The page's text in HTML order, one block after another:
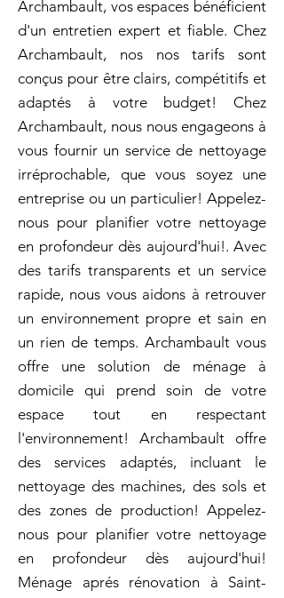
Archambault, vos espaces bénéficient
d'un entretien expert et fiable. Chez
Archambault, nos nos tarifs sont
conçus pour être clairs, compétitifs et
adaptés à votre budget! Chez
Archambault, nous nous engageons à
vous fournir un service de nettoyage
irréprochable, que vous soyez une
entreprise ou un particulier! Appelez-
nous pour planifier votre nettoyage
en profondeur dès aujourd'hui!. Avec
des tarifs transparents et un service
rapide, nous vous aidons à retrouver
un environnement propre et sain en
un rien de temps. Archambault vous
offre une solution de ménage à
domicile qui prend soin de votre
espace tout en respectant
l'environnement! Archambault offre
des services adaptés, incluant le
nettoyage des machines, des sols et
des zones de production! Appelez-
nous pour planifier votre nettoyage
en profondeur dès aujourd'hui!
Ménage aprés rénovation à Saint-